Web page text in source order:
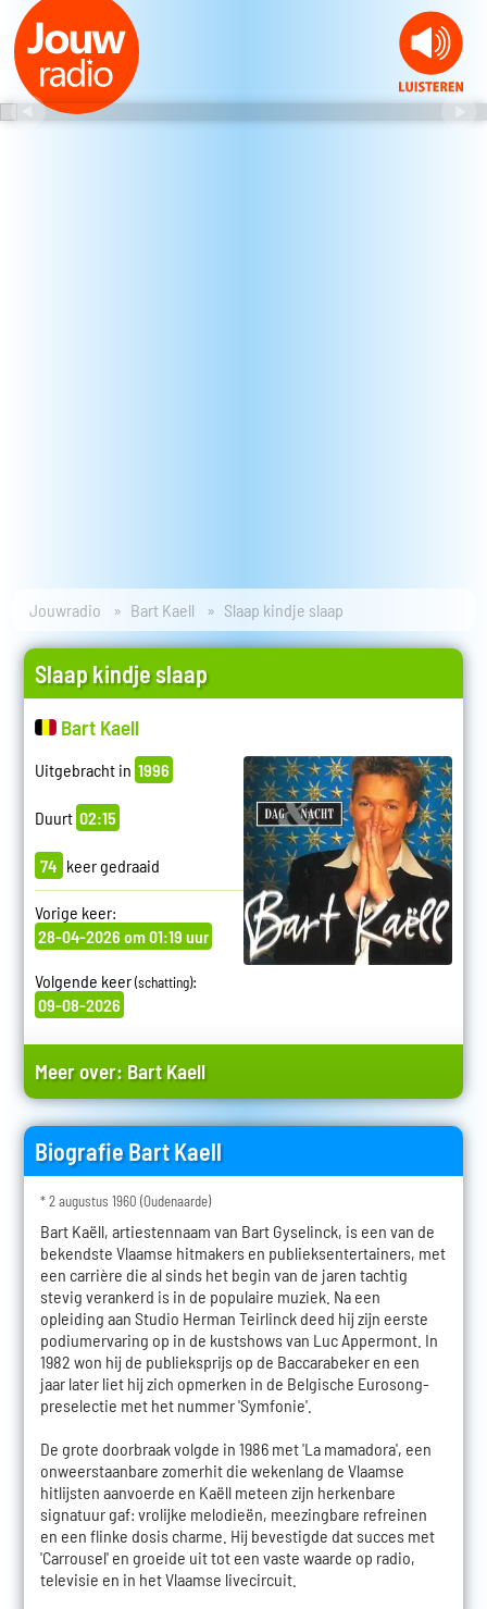
Jouwradio Bart Kaell Slaap kindje slaap
Slaap kindje slaap
Bart Kaell
Uitgebracht in 1996
Duurt 02:15
74 keer gedraaid
Vorige keer:
28-04-2026 om 01:19 uur
Volgende keer(schatting):
09-08-2026
Meer over: Bart Kaell
Biografie Bart Kaell
* 2 augustus 1960 (Oudenaarde)
Bart Kaëll, artiestennaam van Bart Gyselinck, is een van de
bekendste Vlaamse hitmakers en publieksentertainers, met
een carrière die al sinds het begin van de jaren tachtig
stevig verankerd is in de populaire muziek. Na een
opleiding aan Studio Herman Teirlinck deed hij zijn eerste
podiumervaring op in de kustshows van Luc Appermont. In
1982 won hij de publieksprijs op de Baccarabeker en een
jaar later liet hij zich opmerken in de Belgische Eurosong-
preselectie met het nummer 'Symfonie'.
De grote doorbraak volgde in 1986 met 'La mamadora', een
onweerstaanbare zomerhit die wekenlang de Vlaamse
hitlijsten aanvoerde en Kaëll meteen zijn herkenbare
signatuur gaf: vrolijke melodieën, meezingbare refreinen
en een flinke dosis charme. Hij bevestigde dat succes met
'Carrousel' en groeide uit tot een vaste waarde op radio,
televisie en in het Vlaamse livecircuit.